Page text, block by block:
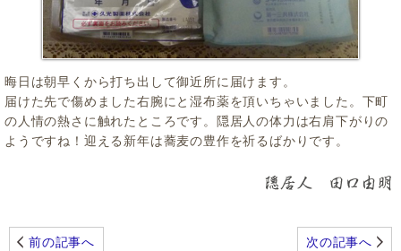
晦日は朝早くから打ち出して御近所に届けます。
届けた先で傷めました右腕にと湿布薬を頂いちゃいました。下町
の人情の熱さに触れたところです。隠居人の体力は右肩下がりの
ようですね！迎える新年は蕎麦の豊作を祈るばかりです。
前の記事へ 次の記事へ